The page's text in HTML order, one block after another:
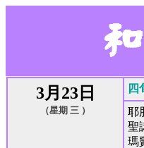
3月23日
（星期 三 ）
四
耶
聖
瑪